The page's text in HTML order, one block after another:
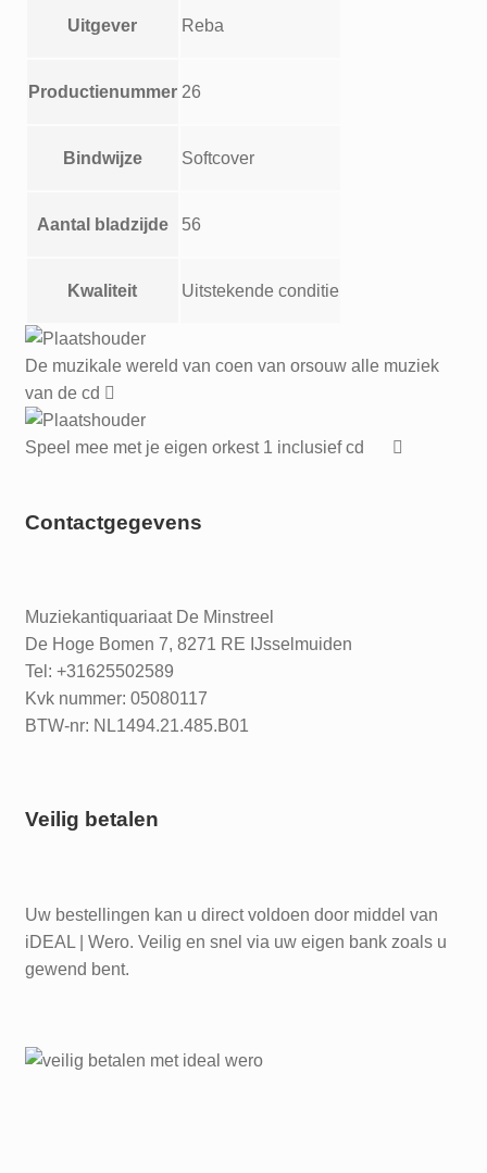
Uitgever Reba
Productienummer 26
Bindwijze Softcover
Aantal bladzijde 56
Kwaliteit Uitstekende conditie
De muzikale wereld van coen van orsouw alle muziek
van de cd
Speel mee met je eigen orkest 1 inclusief cd
Contactgegevens
Muziekantiquariaat De Minstreel
De Hoge Bomen 7, 8271 RE IJsselmuiden
Tel: +31625502589
Kvk nummer: 05080117
BTW-nr: NL1494.21.485.B01
Veilig betalen
Uw bestellingen kan u direct voldoen door middel van
iDEAL | Wero. Veilig en snel via uw eigen bank zoals u
gewend bent.